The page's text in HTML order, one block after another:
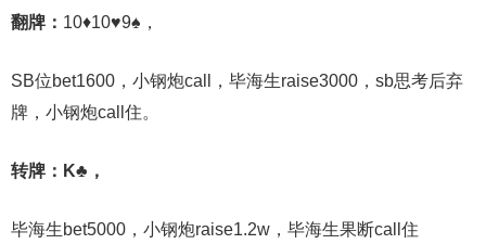
翻牌： 10♦10♥9♠，
SB位bet1600，小钢炮call，毕海生raise3000，sb思考后弃
牌，小钢炮call住。
转牌：K♣，
毕海生bet5000，小钢炮raise1.2w，毕海生果断call住